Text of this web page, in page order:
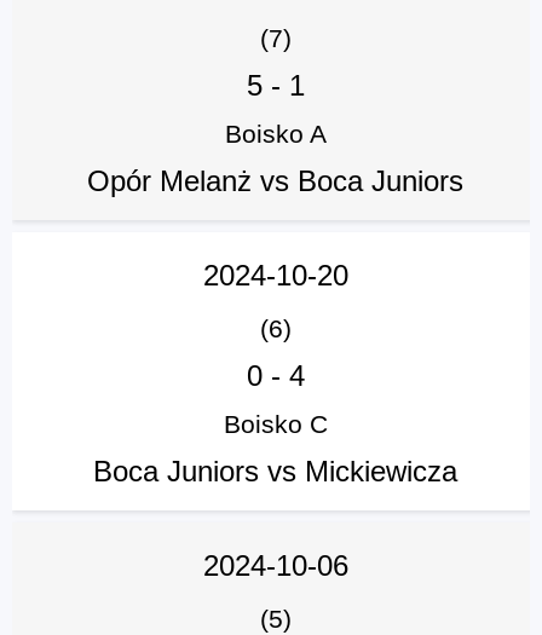
(7)
5- 1
Boisko A
Opór Melanż vs Boca Juniors
2024-10-20
(6)
0- 4
Boisko C
Boca Juniors vs Mickiewicza
2024-10-06
(5)